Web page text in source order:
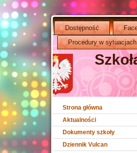
Dostępność
Procedury w
Strona główna
Aktualności
Dokumenty szkoły
Dziennik Vulcan